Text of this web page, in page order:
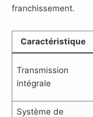
franchissement.
Caractéristique
Transmission
intégrale
Système de